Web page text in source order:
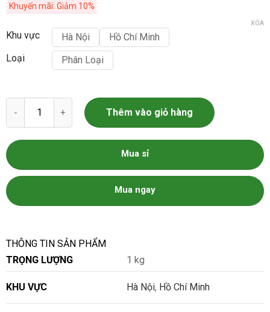
Khuyến mãi: Giảm 10%
Khu vực Hà Nội
Hồ Chí Minh
Loại
Phân Loại
XÓA
Hạt giống hoa anh đào gói 10 hạt số lượng
Thêm vào giỏ hàng
Mua sỉ
Mua ngay
THÔNG TIN SẢN PHẨM
TRỌNG LƯỢNG
1 kg
KHU VỰC Hà Nội, Hồ Chí Minh